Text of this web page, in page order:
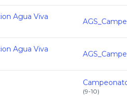
Agua Viva
Agua Viva
(9-10)